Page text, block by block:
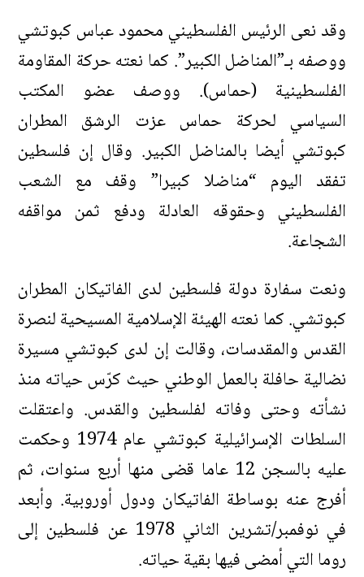
وقد نعى الرئيس الفلسطيني محمود عباس كبوتشي
ووصفه بـ”المناضل الكبير”. كما نعته حركة المقاومة
الفلسطينية (حماس). ووصف عضو المكتب
السياسي لحركة حماس عزت الرشق المطران
كبوتشي أيضا بالمناضل الكبير. وقال إن فلسطين
تفقد اليوم “مناضلا كبيرا” وقف مع الشعب
الفلسطيني وحقوقه العادلة ودفع ثمن مواقفه
الشجاعة.
ونعت سفارة دولة فلسطين لدى الفاتيكان المطران
كبوتشي. كما نعته الهيئة الإسلامية المسيحية لنصرة
القدس والمقدسات، وقالت إن لدى كبوتشي مسيرة
نضالية حافلة بالعمل الوطني حيث كرّس حياته منذ
نشأته وحتى وفاته لفلسطين والقدس. واعتقلت
السلطات الإسرائيلية كبوتشي عام 1974 وحكمت
عليه بالسجن 12 عاما قضى منها أربع سنوات، ثم
أفرج عنه بوساطة الفاتيكان ودول أوروبية. وأبعد
في نوفمبر/تشرين الثاني 1978 عن فلسطين إلى
روما التي أمضى فيها بقية حياته.